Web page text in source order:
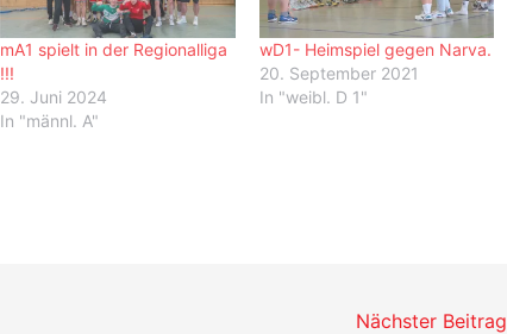
mA1 spielt in der Regionalliga
!!!
29. Juni 2024
In "männl. A"
wD1- Heimspiel gegen Narva.
20. September 2021
In "weibl. D 1"
Nächster Beitrag